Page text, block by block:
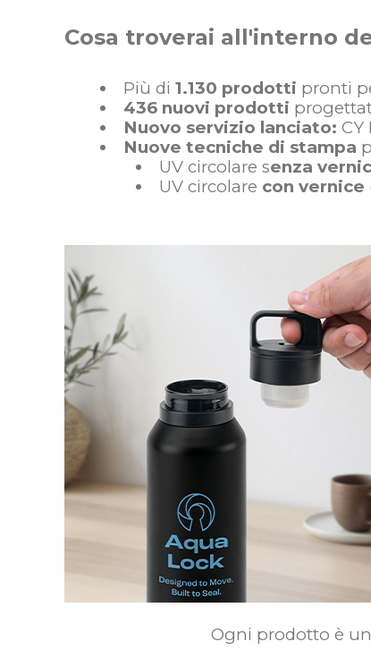
Cosa troverai all'interno
Più di 1.130 prodotti pronti
436 nuovi prodotti
Nuovo servizio lanciato:
Nuove tecniche di stampa
UV circolare senza
UV circolare con vernice
Ogni prodotto è